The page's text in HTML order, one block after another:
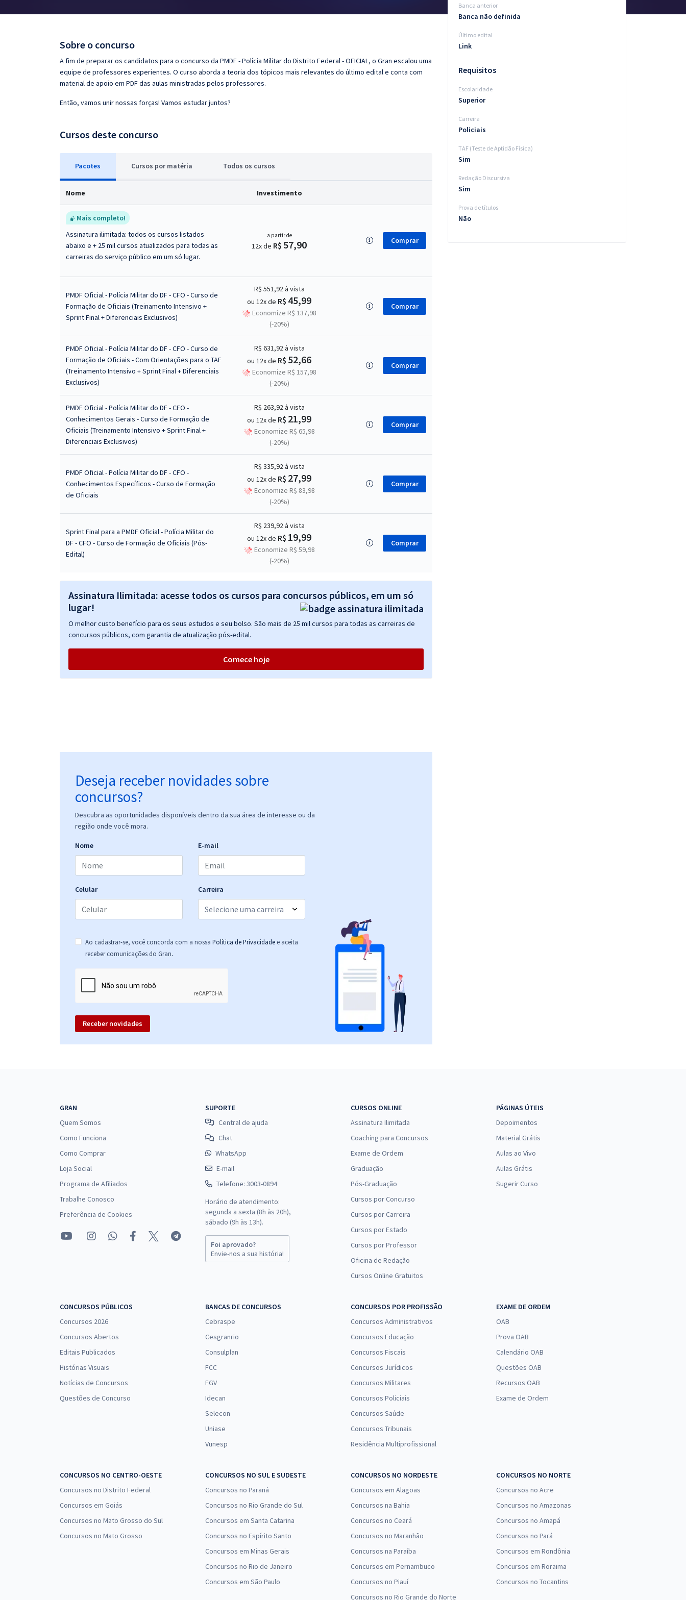
Questões grátis
Sobre o concurso
A fim de preparar os candidatos para o concurso da PMDF - Polícia Militar do Distrito Federal - OFICIAL, o Gran escalou uma
equipe de professores experientes. O curso aborda a teoria dos tópicos mais relevantes do último edital e conta com
material de apoio em PDF das aulas ministradas pelos professores.
Então, vamos unir nossas forças! Vamos estudar juntos?
Cursos deste concurso
Pacotes Cursos por matéria Todos os cursos
Nome Investimento
Mais completo!
Assinatura ilimitada: todos os cursos listados
abaixo e + 25 mil cursos atualizados para todas as
carreiras do serviço público em um só lugar.
a partir de
12x de R$ 57,90 Comprar
PMDF Oficial - Polícia Militar do DF - CFO - Curso de
Formação de Oficiais (Treinamento Intensivo +
Sprint Final + Diferenciais Exclusivos)
R$ 551,92à vista
ou 12x de R$ 45,99
Economize R$ 137,98
(-20%)
Comprar
PMDF Oficial - Polícia Militar do DF - CFO - Curso de
Formação de Oficiais - Com Orientações para o TAF
(Treinamento Intensivo + Sprint Final + Diferenciais
Exclusivos)
R$ 631,92à vista
ou 12x de R$ 52,66
Economize R$ 157,98
(-20%)
Comprar
PMDF Oficial - Polícia Militar do DF - CFO -
Conhecimentos Gerais - Curso de Formação de
Oficiais (Treinamento Intensivo + Sprint Final +
Diferenciais Exclusivos)
R$ 263,92à vista
ou 12x de R$ 21,99
Economize R$ 65,98
(-20%)
Comprar
PMDF Oficial - Polícia Militar do DF - CFO -
Conhecimentos Específicos - Curso de Formação
de Oficiais
R$ 335,92à vista
ou 12x de R$ 27,99
Economize R$ 83,98
(-20%)
Comprar
Sprint Final para a PMDF Oficial - Polícia Militar do
DF - CFO - Curso de Formação de Oficiais (Pós-
Edital)
R$ 239,92à vista
ou 12x de R$ 19,99
Economize R$ 59,98
(-20%)
Comprar
Assinatura Ilimitada: acesse todos os cursos para concursos públicos, em um só
lugar!
O melhor custo benefício para os seus estudos e seu bolso. São mais de 25 mil cursos para todas as carreiras de
concursos públicos, com garantia de atualização pós-edital.
Comece hoje
Deseja receber novidades sobre
concursos?
Descubra as oportunidades disponíveis dentro da sua área de interesse ou da
região onde você mora.
Nome E-mail
Celular Carreira
Ao cadastrar-se, você concorda com a nossa Política de Privacidade e aceita
receber comunicações do Gran.
Receber novidades
Banca anterior
Banca não definida
Último edital
Link
Requisitos
Escolaridade
Superior
Carreira
Policiais
TAF (Teste de Aptidão Física)
Sim
Redação Discursiva
Sim
Prova de títulos
Não
GRAN
Quem Somos
Como Funciona
Como Comprar
Loja Social
Programa de Afiliados
Trabalhe Conosco
Preferência de Cookies
SUPORTE
Central de ajuda
Chat
WhatsApp
E-mail
Telefone: 3003-0894
Horário de atendimento:
segunda a sexta (8h às 20h),
sábado (9h às 13h).
Foi aprovado?
Envie-nos a sua história!
CURSOS ONLINE
Assinatura Ilimitada
Coaching para Concursos
Exame de Ordem
Graduação
Pós-Graduação
Cursos por Concurso
Cursos por Carreira
Cursos por Estado
Cursos por Professor
Oficina de Redação
Cursos Online Gratuitos
PÁGINAS ÚTEIS
Depoimentos
Material Grátis
Aulas ao Vivo
Aulas Grátis
Sugerir Curso
CONCURSOS PÚBLICOS
Concursos 2026
Concursos Abertos
Editais Publicados
Histórias Visuais
Notícias de Concursos
Questões de Concurso
BANCAS DE CONCURSOS
Cebraspe
Cesgranrio
Consulplan
FCC
FGV
Idecan
Selecon
Uniase
Vunesp
CONCURSOS POR PROFISSÃO
Concursos Administrativos
Concursos Educação
Concursos Fiscais
Concursos Jurídicos
Concursos Militares
Concursos Policiais
Concursos Saúde
Concursos Tribunais
Residência Multiprofissional
EXAME DE ORDEM
OAB
Prova OAB
Calendário OAB
Questões OAB
Recursos OAB
Exame de Ordem
CONCURSOS NO CENTRO-OESTE
Concursos no Distrito Federal
Concursos em Goiás
Concursos no Mato Grosso do Sul
Concursos no Mato Grosso
CONCURSOS NO SUL E SUDESTE
Concursos no Paraná
Concursos no Rio Grande do Sul
Concursos em Santa Catarina
Concursos no Espírito Santo
Concursos em Minas Gerais
Concursos no Rio de Janeiro
Concursos em São Paulo
CONCURSOS NO NORDESTE
Concursos em Alagoas
Concursos na Bahia
Concursos no Ceará
Concursos no Maranhão
Concursos na Paraíba
Concursos em Pernambuco
Concursos no Piauí
Concursos no Rio Grande do Norte
CONCURSOS NO NORTE
Concursos no Acre
Concursos no Amazonas
Concursos no Amapá
Concursos no Pará
Concursos em Rondônia
Concursos em Roraima
Concursos no Tocantins